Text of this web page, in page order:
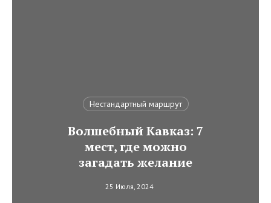
Нестандартный маршрут
Волшебный Кавказ: 7
мест, где можно
загадать желание
25 Июля, 2024